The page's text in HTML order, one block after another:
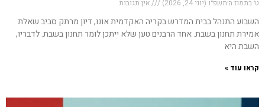
ט׳ בתמוז ה׳תשפ״ו (יוני 24, 2026) אין תגובות
השבוע התנהל בבית המדרש בקריה האקדמית אונו, דיון מרתק סביב שאלת
אמירת תחנון בשבת. אחד הרבנים טען שלא ייתכן לומר תחנון בשבת. לדבריו,
השבת היא
קראו עוד »